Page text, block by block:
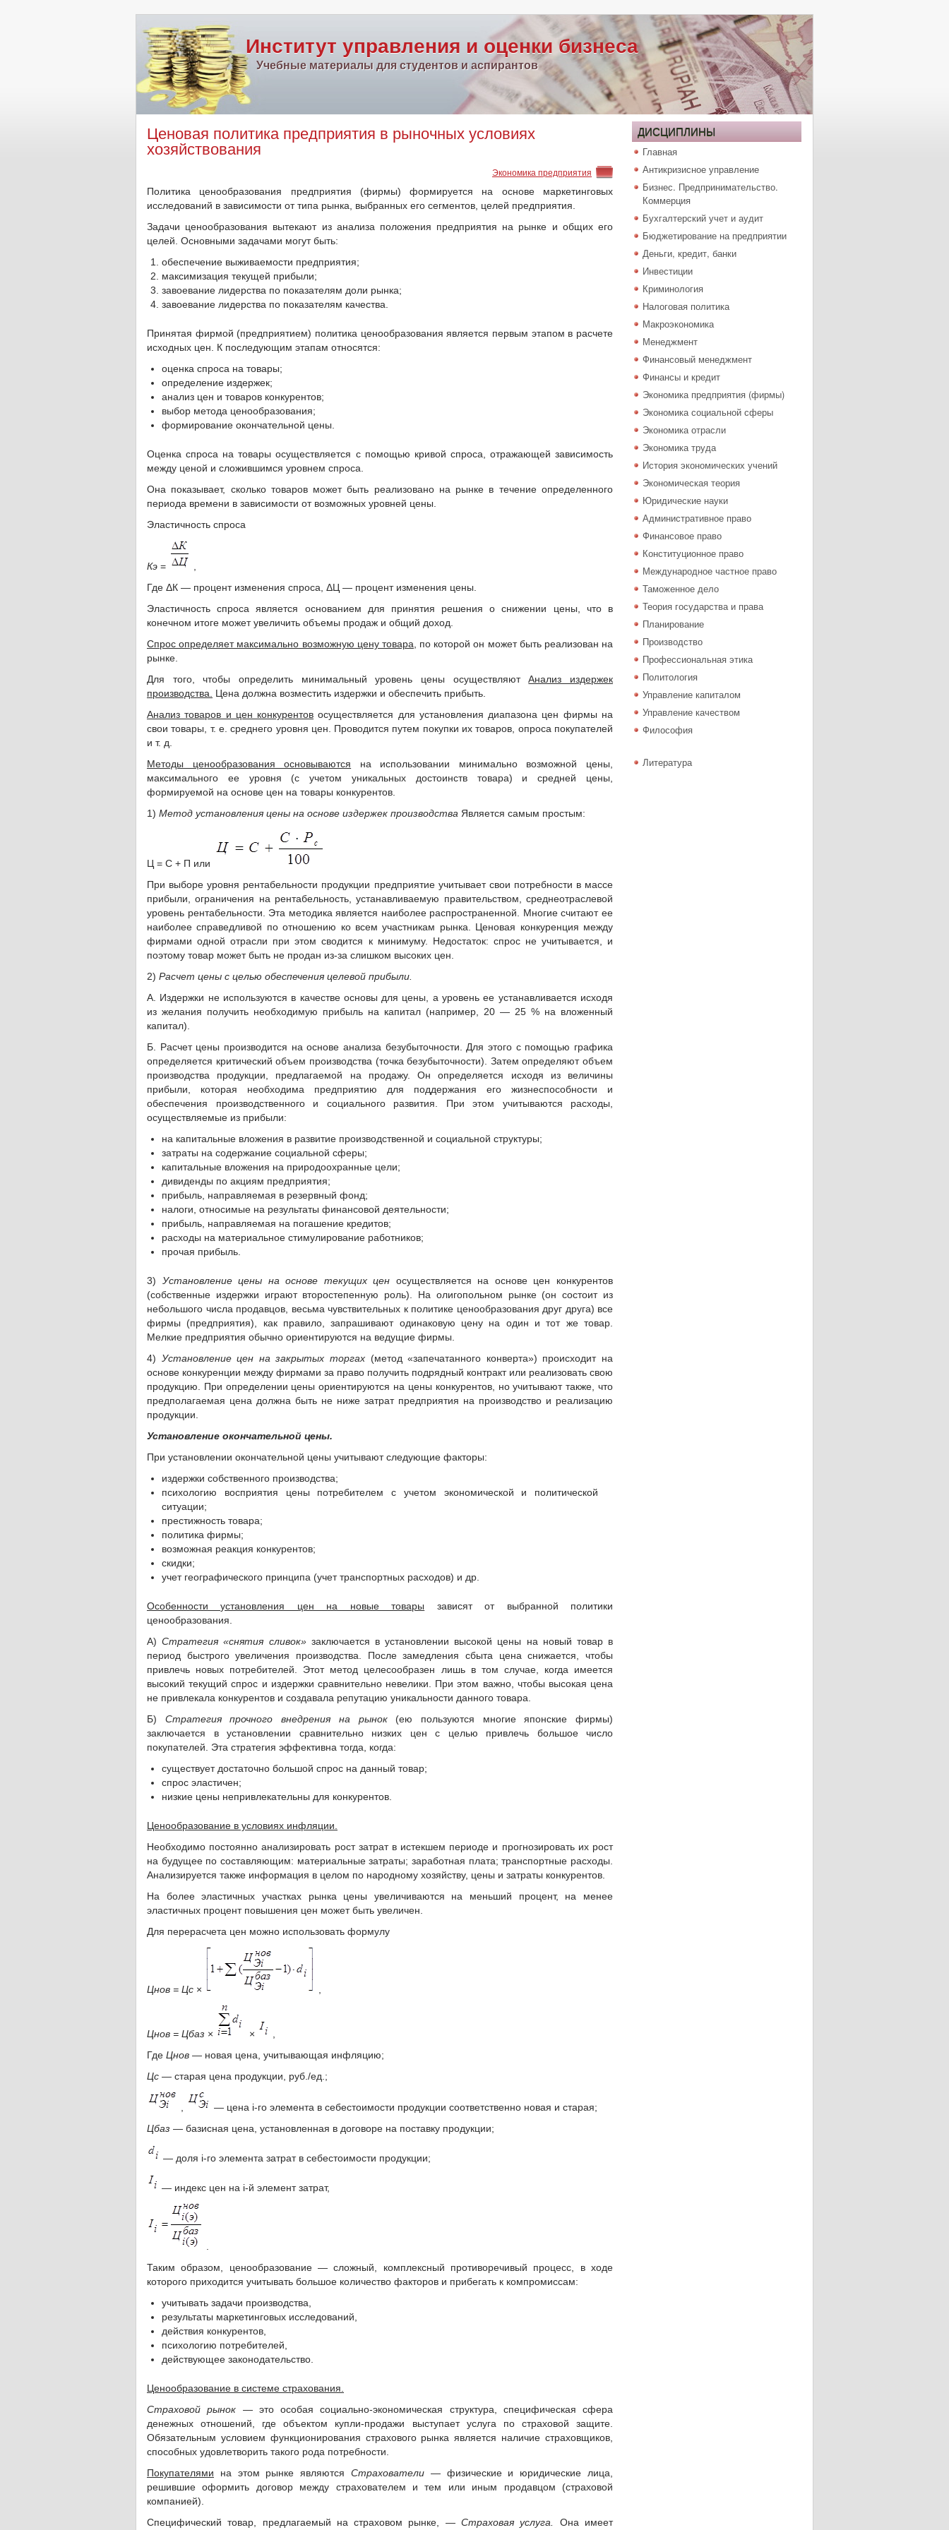
Институт управления и оценки бизнеса
Учебные материалы для студентов и аспирантов
Ценовая политика предприятия в рыночных условиях
хозяйствования
Экономика предприятия
Политика ценообразования предприятия (фирмы) формируется на основе маркетинговых
исследований в зависимости от типа рынка, выбранных его сегментов, целей предприятия.
Задачи ценообразования вытекают из анализа положения предприятия на рынке и общих его
целей. Основными задачами могут быть:
обеспечение выживаемости предприятия;
максимизация текущей прибыли;
завоевание лидерства по показателям доли рынка;
завоевание лидерства по показателям качества.
Принятая фирмой (предприятием) политика ценообразования является первым этапом в расчете
исходных цен. К последующим этапам относятся:
оценка спроса на товары;
определение издержек;
анализ цен и товаров конкурентов;
выбор метода ценообразования;
формирование окончательной цены.
Оценка спроса на товары осуществляется с помощью кривой спроса, отражающей зависимость
между ценой и сложившимся уровнем спроса.
Она показывает, сколько товаров может быть реализовано на рынке в течение определенного
периода времени в зависимости от возможных уровней цены.
Эластичность спроса
Кэ =
Где ΔК — процент изменения спроса, ΔЦ — процент изменения цены.
Эластичность спроса является основанием для принятия решения о снижении цены, что в
конечном итоге может увеличить объемы продаж и общий доход.
Спрос определяет максимально возможную цену товара,
по которой он может быть реализован на
рынке.
Для того, чтобы определить минимальный уровень цены осуществляютАнализ издержек
производства.
Цена должна возместить издержки и обеспечить прибыть.
Анализ товаров и цен конкурентов осуществляется для установления диапазона цен фирмы на
свои товары, т. е. среднего уровня цен. Проводится путем покупки их товаров, опроса покупателей
и т. д.
Методы ценообразования основываются на использовании минимально возможной цены,
максимального ее уровня (с учетом уникальных достоинств товара) и средней цены,
формируемой на основе цен на товары конкурентов.
1) Метод установления цены на основе издержек производства Является самым простым:
Ц = С + П или
При выборе уровня рентабельности продукции предприятие учитывает свои потребности в массе
прибыли, ограничения на рентабельность, устанавливаемую правительством, среднеотраслевой
уровень рентабельности. Эта методика является наиболее распространенной. Многие считают ее
наиболее справедливой по отношению ко всем участникам рынка. Ценовая конкуренция между
фирмами одной отрасли при этом сводится к минимуму. Недостаток: спрос не учитывается, и
поэтому товар может быть не продан из-за слишком высоких цен.
2) Расчет цены с целью обеспечения целевой прибыли.
А. Издержки не используются в качестве основы для цены, а уровень ее устанавливается исходя
из желания получить необходимую прибыль на капитал (например, 20 — 25 % на вложенный
капитал).
Б. Расчет цены производится на основе анализа безубыточности. Для этого с помощью графика
определяется критический объем производства (точка безубыточности). Затем определяют объем
производства продукции, предлагаемой на продажу. Он определяется исходя из величины
прибыли, которая необходима предприятию для поддержания его жизнеспособности и
обеспечения производственного и социального развития. При этом учитываются расходы,
осуществляемые из прибыли:
на капитальные вложения в развитие производственной и социальной структуры;
затраты на содержание социальной сферы;
капитальные вложения на природоохранные цели;
дивиденды по акциям предприятия;
прибыль, направляемая в резервный фонд;
налоги, относимые на результаты финансовой деятельности;
прибыль, направляемая на погашение кредитов;
расходы на материальное стимулирование работников;
прочая прибыль.
3) Установление цены на основе текущих цен осуществляется на основе цен конкурентов
(собственные издержки играют второстепенную роль). На олигопольном рынке (он состоит из
небольшого числа продавцов, весьма чувствительных к политике ценообразования друг друга) все
фирмы (предприятия), как правило, запрашивают одинаковую цену на один и тот же товар.
Мелкие предприятия обычно ориентируются на ведущие фирмы.
4) Установление цен на закрытых торгах (метод «запечатанного конверта») происходит на
основе конкуренции между фирмами за право получить подрядный контракт или реализовать свою
продукцию. При определении цены ориентируются на цены конкурентов, но учитывают также, что
предполагаемая цена должна быть не ниже затрат предприятия на производство и реализацию
продукции.
Установление окончательной цены.
При установлении окончательной цены учитывают следующие факторы:
издержки собственного производства;
психологию восприятия цены потребителем с учетом экономической и политической
ситуации;
престижность товара;
политика фирмы;
возможная реакция конкурентов;
скидки;
учет географического принципа (учет транспортных расходов) и др.
Особенности установления цен на новые товары зависят от выбранной политики
ценообразования.
А)Стратегия «снятия сливок»заключается в установлении высокой цены на новый товар в
период быстрого увеличения производства. После замедления сбыта цена снижается, чтобы
привлечь новых потребителей. Этот метод целесообразен лишь в том случае, когда имеется
высокий текущий спрос и издержки сравнительно невелики. При этом важно, чтобы высокая цена
не привлекала конкурентов и создавала репутацию уникальности данного товара.
Б) Стратегия прочного внедрения на рынок(ею пользуются многие японские фирмы)
заключается в установлении сравнительно низких цен с целью привлечь большое число
покупателей. Эта стратегия эффективна тогда, когда:
существует достаточно большой спрос на данный товар;
спрос эластичен;
низкие цены непривлекательны для конкурентов.
Ценообразование в условиях инфляции.
Необходимо постоянно анализировать рост затрат в истекшем периоде и прогнозировать их рост
на будущее по составляющим: материальные затраты; заработная плата; транспортные расходы.
Анализируется также информация в целом по народному хозяйству, цены и затраты конкурентов.
На более эластичных участках рынка цены увеличиваются на меньший процент, на менее
эластичных процент повышения цен может быть увеличен.
Для перерасчета цен можно использовать формулу
Цнов = Цс ×
Цнов = Цбаз × ×
Где Цнов — новая цена, учитывающая инфляцию;
Цс — старая цена продукции, руб./ед.;
— цена i-го элемента в себестоимости продукции соответственно новая и старая;
Цбаз — базисная цена, установленная в договоре на поставку продукции;
— доля i-го элемента затрат в себестоимости продукции;
— индекс цен на i-й элемент затрат,
Таким образом, ценообразование — сложный, комплексный противоречивый процесс, в ходе
которого приходится учитывать большое количество факторов и прибегать к компромиссам:
учитывать задачи производства,
результаты маркетинговых исследований,
действия конкурентов,
психологию потребителей,
действующее законодательство.
Ценообразование в системе страхования.
Страховой рынок — это особая социально-экономическая структура, специфическая сфера
денежных отношений, где объектом купли-продажи выступает услуга по страховой защите.
Обязательным условием функционирования страхового рынка является наличие страховщиков,
способных удовлетворить такого рода потребности.
Покупателями на этом рынке являются Страхователи — физические и юридические лица,
решившие оформить договор между страхователем и тем или иным продавцом (страховой
компанией).
Специфический товар, предлагаемый на страховом рынке, —Страховая услуга. Она имеет
ДИСЦИПЛИНЫ
Главная
Антикризисное управление
Бизнес. Предпринимательство.
Коммерция
Бухгалтерский учет и аудит
Бюджетирование на предприятии
Деньги, кредит, банки
Инвестиции
Криминология
Налоговая политика
Макроэкономика
Менеджмент
Финансовый менеджмент
Финансы и кредит
Экономика предприятия (фирмы)
Экономика социальной сферы
Экономика отрасли
Экономика труда
История экономических учений
Экономическая теория
Юридические науки
Административное право
Финансовое право
Конституционное право
Международное частное право
Таможенное дело
Теория государства и права
Планирование
Производство
Профессиональная этика
Политология
Управление капиталом
Управление качеством
Философия
Литература